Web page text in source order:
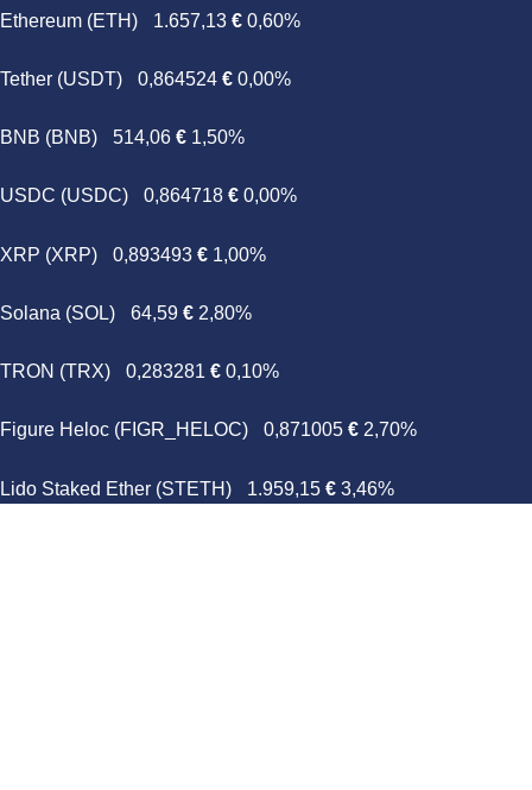
Ethereum (ETH) 1.657,13 € 0,60%
Tether (USDT) 0,864524 € 0,00%
BNB (BNB) 514,06 € 1,50%
USDC (USDC) 0,864718 € 0,00%
XRP (XRP) 0,893493 € 1,00%
Solana (SOL) 64,59 € 2,80%
TRON (TRX) 0,283281 € 0,10%
Figure Heloc (FIGR_HELOC) 0,871005 € 2,70%
Lido Staked Ether (STETH) 1.959,15 € 3,46%